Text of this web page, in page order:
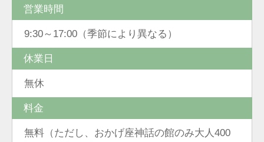
営業時間
9:30～17:00（季節により異なる）
休業日
無休
料金
無料（ただし、おかげ座神話の館のみ大人400